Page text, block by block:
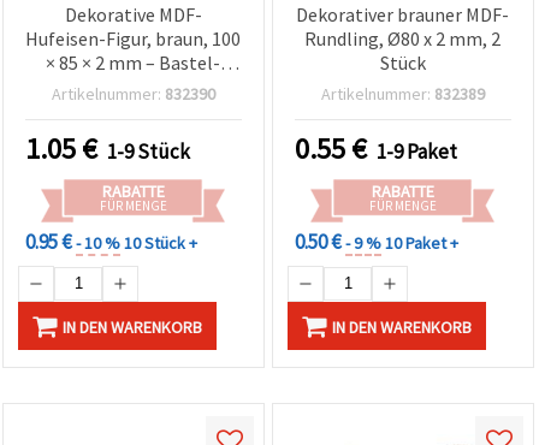
Dekorative MDF-
Hufeisen-Figur, braun, 100
× 85 × 2 mm – Bastel-
Deko
Artikelnummer: 832390
1.05€ 1-9 Stück
RABATTE
FÜR MENGE
0.95 €- 10 %10 Stück +
IN DEN WARENKORB
Dekorativer brauner MDF-
Rundling, Ø80 x 2 mm, 2
Stück
Artikelnummer: 832389
0.55€ 1-9 Paket
RABATTE
FÜR MENGE
0.50 €- 9 %10 Paket +
IN DEN WARENKORB